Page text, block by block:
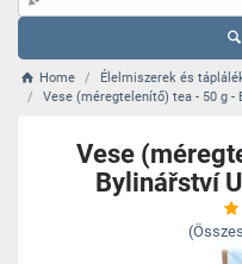
Home Élelmiszerek és
Vese (méregtelenítő) tea - 50 g -
Vese
Bylinářství